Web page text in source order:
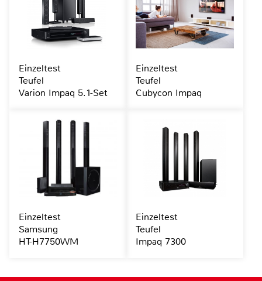
Einzeltest
Teufel
Varion Impaq 5.1-Set
Einzeltest
Teufel
Cubycon Impaq
Einzeltest
Samsung
HT-H7750WM
Einzeltest
Teufel
Impaq 7300